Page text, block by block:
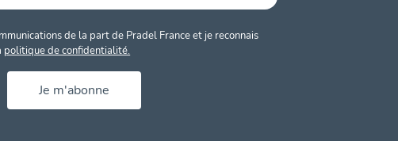
de la part de Pradel France et je reconnais
politique de confidentialité.
Je m'abonne